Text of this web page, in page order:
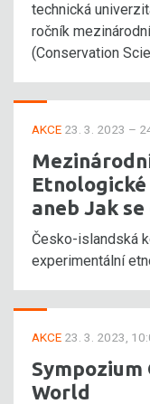
technická
ročník
(Conservation
AKCE 23. 3. 2023 –
aneb Jak se
Česko-islandská
experimentální
AKCE 23. 3. 2023,
World